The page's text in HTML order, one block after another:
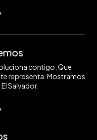
contigo. Que
representa. Mostramos
Salvador.